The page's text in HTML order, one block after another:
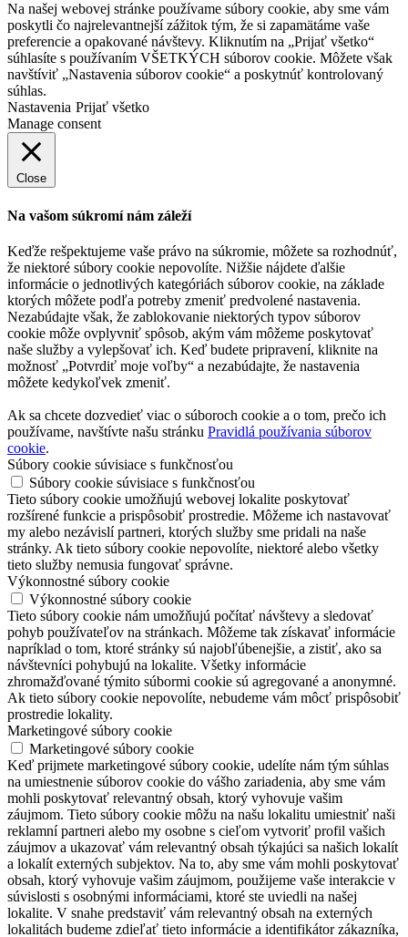
Na našej webovej stránke používame súbory cookie, aby sme vám
poskytli čo najrelevantnejší zážitok tým, že si zapamätáme vaše
preferencie a opakované návštevy. Kliknutím na „Prijať všetko“
súhlasíte s používaním VŠETKÝCH súborov cookie. Môžete však
navštíviť „Nastavenia súborov cookie“ a poskytnúť kontrolovaný
súhlas.
Nastavenia Prijať všetko
Manage consent
Close
Na vašom súkromí nám záleží
Keďže rešpektujeme vaše právo na súkromie, môžete sa rozhodnúť,
že niektoré súbory cookie nepovolíte. Nižšie nájdete ďalšie
informácie o jednotlivých kategóriách súborov cookie, na základe
ktorých môžete podľa potreby zmeniť predvolené nastavenia.
Nezabúdajte však, že zablokovanie niektorých typov súborov
cookie môže ovplyvniť spôsob, akým vám môžeme poskytovať
naše služby a vylepšovať ich. Keď budete pripravení, kliknite na
možnosť „Potvrdiť moje voľby“ a nezabúdajte, že nastavenia
môžete kedykoľvek zmeniť.
Ak sa chcete dozvedieť viac o súboroch cookie a o tom, prečo ich
používame, navštívte našu stránku Pravidlá používania súborov
cookie.
Súbory cookie súvisiace s funkčnosťou
Súbory cookie súvisiace s funkčnosťou
Tieto súbory cookie umožňujú webovej lokalite poskytovať
rozšírené funkcie a prispôsobiť prostredie. Môžeme ich nastavovať
my alebo nezávislí partneri, ktorých služby sme pridali na naše
stránky. Ak tieto súbory cookie nepovolíte, niektoré alebo všetky
tieto služby nemusia fungovať správne.
Výkonnostné súbory cookie
Výkonnostné súbory cookie
Tieto súbory cookie nám umožňujú počítať návštevy a sledovať
pohyb používateľov na stránkach. Môžeme tak získavať informácie
napríklad o tom, ktoré stránky sú najobľúbenejšie, a zistiť, ako sa
návštevníci pohybujú na lokalite. Všetky informácie
zhromažďované týmito súbormi cookie sú agregované a anonymné.
Ak tieto súbory cookie nepovolíte, nebudeme vám môcť prispôsobiť
prostredie lokality.
Marketingové súbory cookie
Marketingové súbory cookie
Keď prijmete marketingové súbory cookie, udelíte nám tým súhlas
na umiestnenie súborov cookie do vášho zariadenia, aby sme vám
mohli poskytovať relevantný obsah, ktorý vyhovuje vašim
záujmom. Tieto súbory cookie môžu na našu lokalitu umiestniť naši
reklamní partneri alebo my osobne s cieľom vytvoriť profil vašich
záujmov a ukazovať vám relevantný obsah týkajúci sa našich lokalít
a lokalít externých subjektov. Na to, aby sme vám mohli poskytovať
obsah, ktorý vyhovuje vašim záujmom, použijeme vaše interakcie v
súvislosti s osobnými informáciami, ktoré ste uviedli na našej
lokalite. V snahe predstaviť vám relevantný obsah na externých
lokalitách budeme zdieľať tieto informácie a identifikátor zákazníka,